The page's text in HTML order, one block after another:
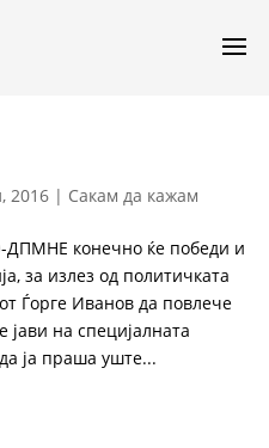
2016 | Сакам да кажам
конечно ќе победи и
за излез од политичката
Ѓорге Иванов да повлече
на специјалната
ја праша уште...